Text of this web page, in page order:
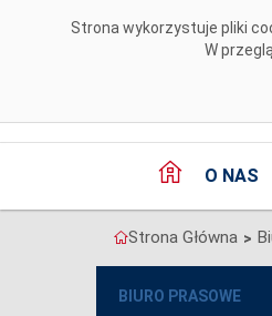
Strona wykorzystuje pliki
W
O NAS
Strona Główna >
BIURO PRASOWE